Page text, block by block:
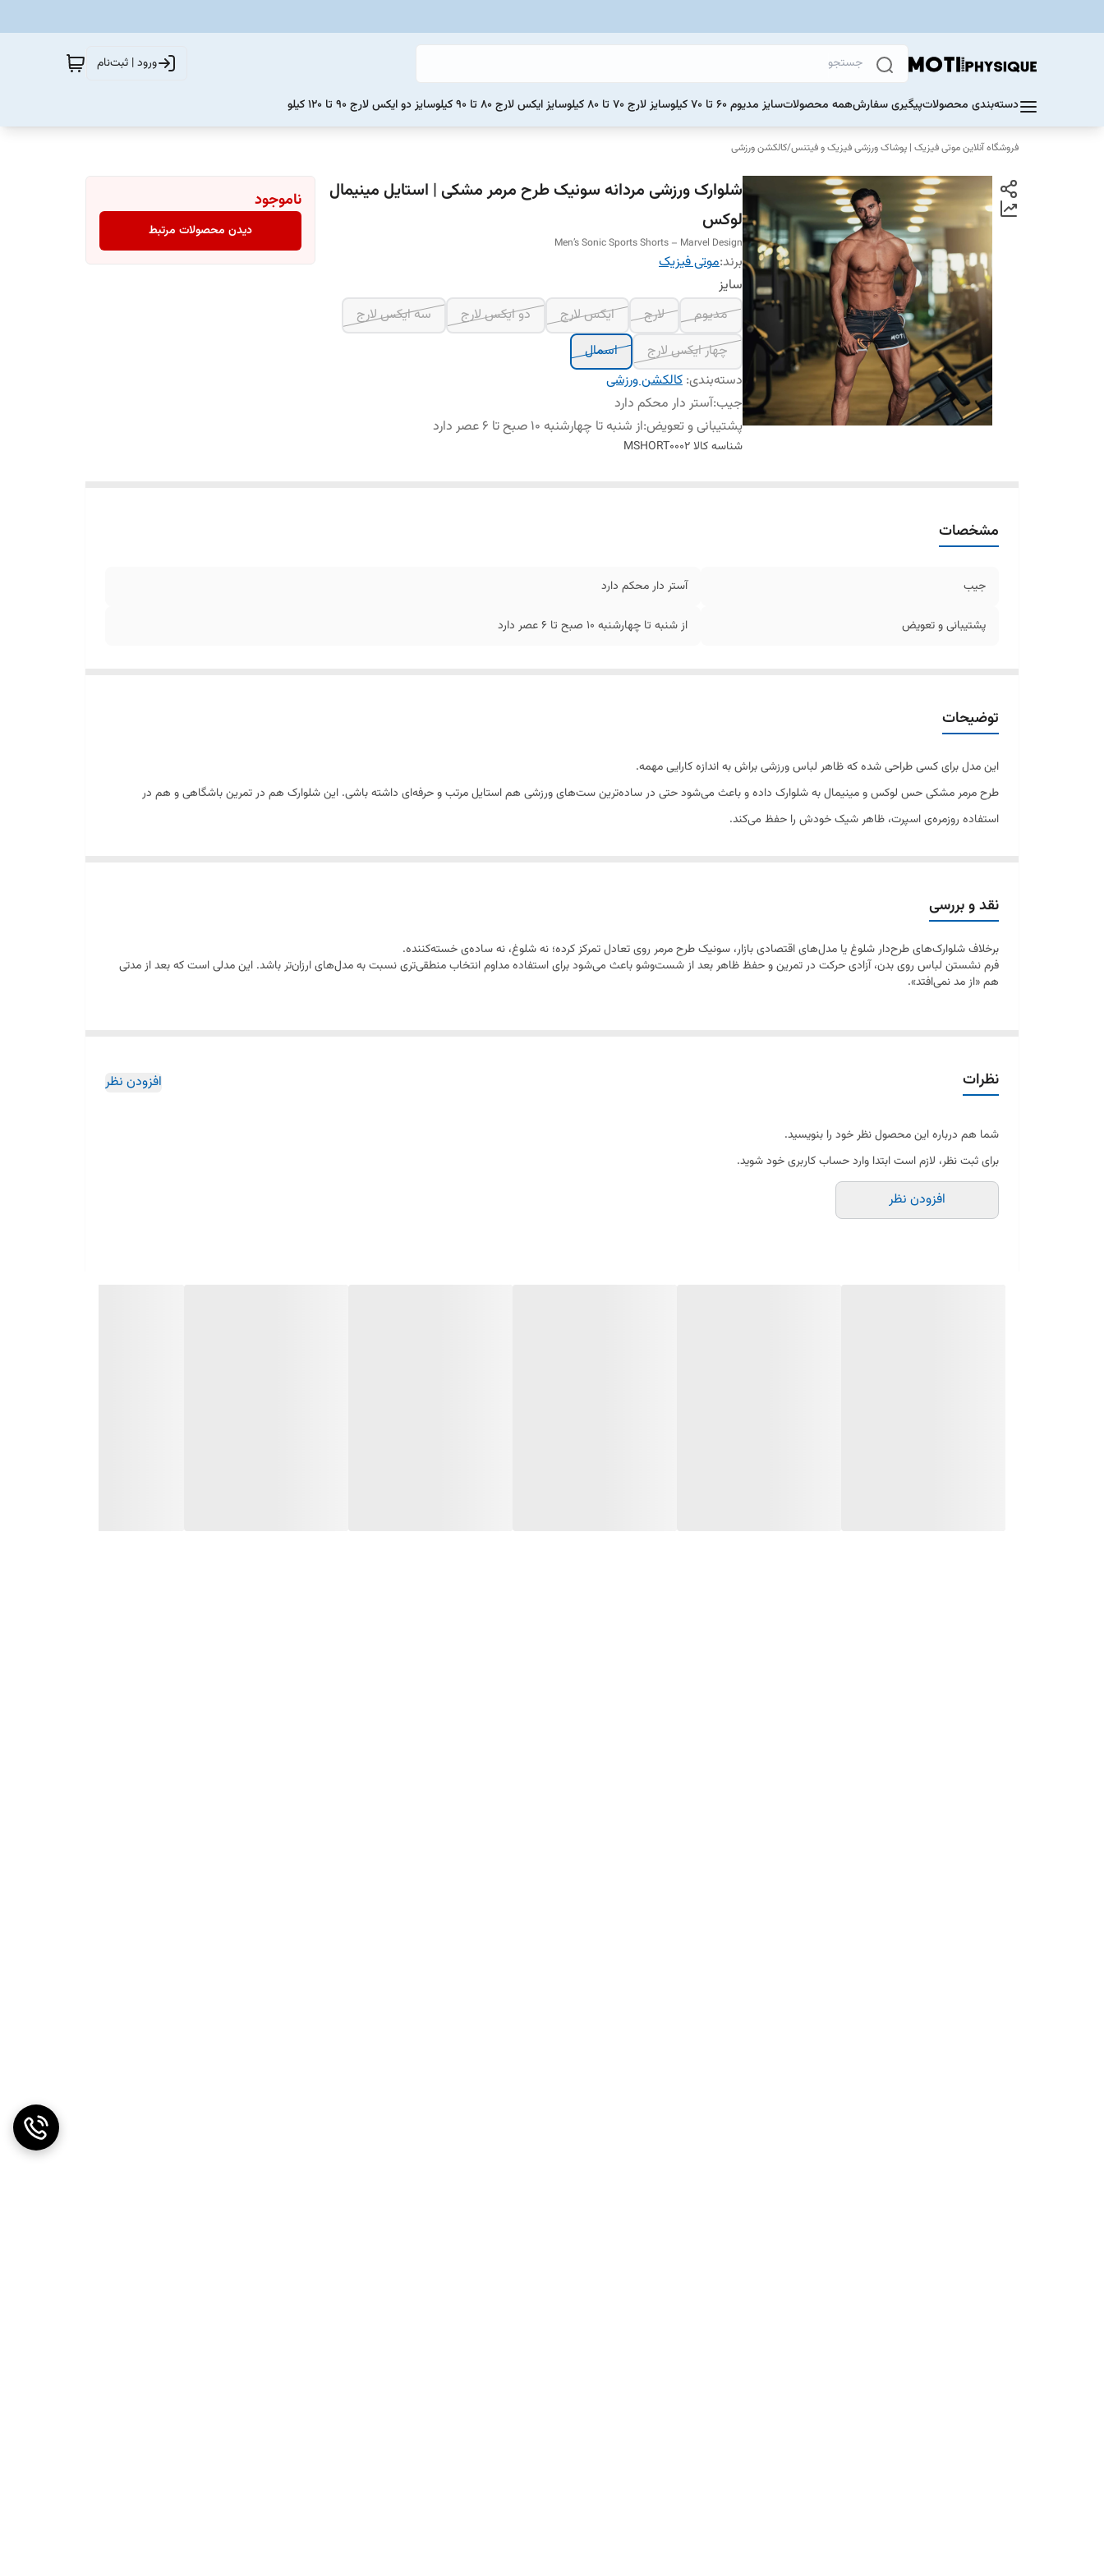
ورود | ثبت‌نام
دسته‌بندی محصولاتپیگیری سفارشهمه محصولاتسایز مدیوم 60 تا 70 کیلو سایز لارج 70 تا 80 کیلو سایز ایکس لارج 80 تا 90 کیلو سایز دو ایکس لارج 90 تا 120 کیلو
فروشگاه آنلاین موتی فیزیک | پوشاک ورزشی فیزیک و فیتنس/کالکشن ورزشی
شلوارک ورزشی مردانه سونیک طرح مرمر مشکی | استایل مینیمال
لوکس
Men’s Sonic Sports Shorts – Marvel Design
برند:موتی فیزیک
سایز
مدیوم
لارج ایکس لارج دو ایکس لارج
سه ایکس لارج
چهار ایکس لارج
اسمال
دسته‌بندی: کالکشن ورزشی
جیب:آستر دار محکم دارد
پشتیبانی و تعویض:از شنبه تا چهارشنبه 10 صبح تا 6 عصر دارد
شناسه کالاMSHORT0002
ناموجود
دیدن محصولات مرتبط
مشخصات
جیب آستر دار محکم دارد
پشتیبانی و تعویض از شنبه تا چهارشنبه 10 صبح تا 6 عصر دارد
توضیحات
این مدل برای کسی طراحی شده که ظاهر لباس ورزشی براش به اندازه کارایی مهمه.
طرح مرمر مشکی حس لوکس و مینیمال به شلوارک داده و باعث می‌شود حتی در ساده‌ترین ست‌های ورزشی هم استایل مرتب و حرفه‌ای داشته باشی. این شلوارک هم در تمرین باشگاهی و هم در
استفاده روزمره‌ی اسپرت، ظاهر شیک خودش را حفظ می‌کند.
نقد و بررسی
برخلاف شلوارک‌های طرح‌دار شلوغ یا مدل‌های اقتصادی بازار، سونیک طرح مرمر روی تعادل تمرکز کرده؛ نه شلوغ، نه ساده‌ی خسته‌کننده.
فرم نشستن لباس روی بدن، آزادی حرکت در تمرین و حفظ ظاهر بعد از شست‌وشو باعث می‌شود برای استفاده مداوم انتخاب منطقی‌تری نسبت به مدل‌های ارزان‌تر باشد. این مدلی است که بعد از مدتی
هم «از مد نمی‌افتد».
نظرات افزودن نظر
شما هم درباره این محصول نظر خود را بنویسید.
برای ثبت نظر، لازم است ابتدا وارد حساب کاربری خود شوید.
افزودن نظر